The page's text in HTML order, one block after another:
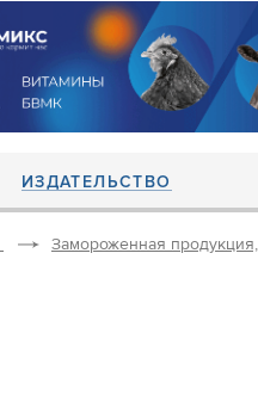
ИЗДАТЕЛЬСТВО
Замороженная